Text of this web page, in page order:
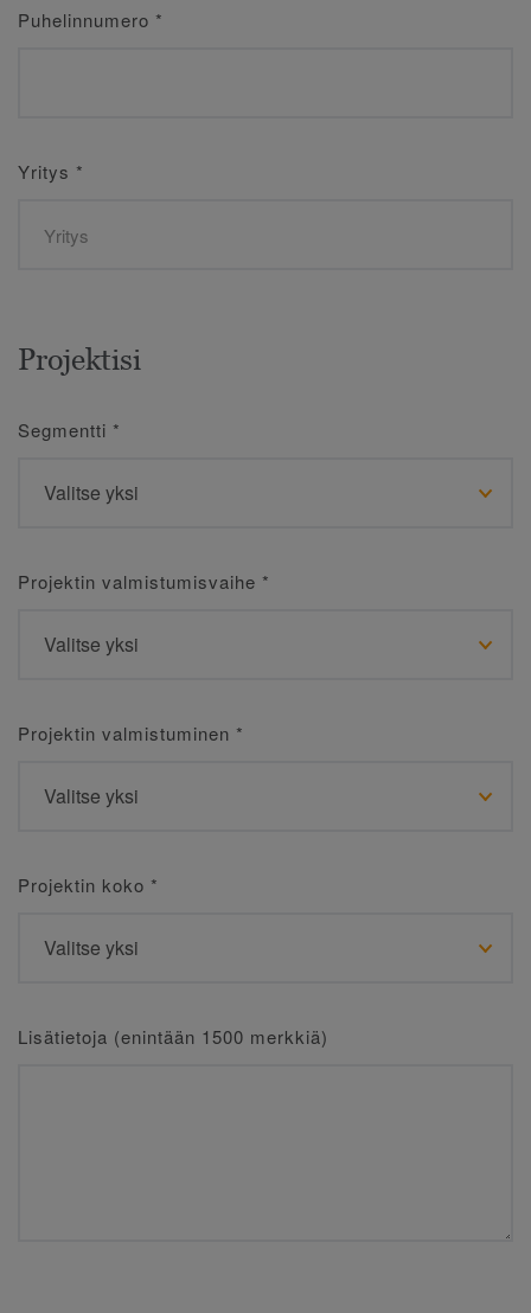
Puhelinnumero *
Yritys *
Projektisi
Segmentti *
Projektin valmistumisvaihe *
Projektin valmistuminen *
Projektin koko *
Lisätietoja (enintään 1500 merkkiä)